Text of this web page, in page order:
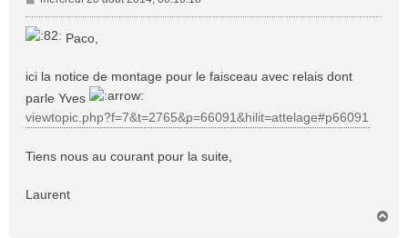
e
s
g
e
Paco,
ici la notice de montage pour le faisceau avec relais dont
parle Yves
viewtopic.php?f=7&t=2765&p=66091&hilit=attelage#p66091
Tiens nous au courant pour la suite,
Laurent